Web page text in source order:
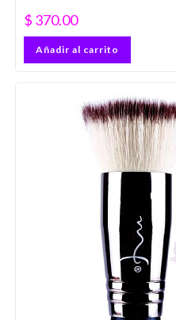
$ 370.00
Añadir al carrito